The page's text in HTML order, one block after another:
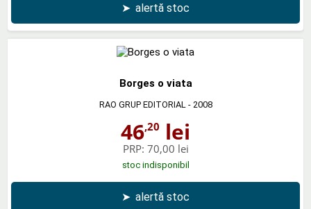
➤ alertă stoc
Borges o viata
RAO GRUP EDITORIAL - 2008
46,20 lei
PRP: 70,00 lei
stoc indisponibil
➤ alertă stoc